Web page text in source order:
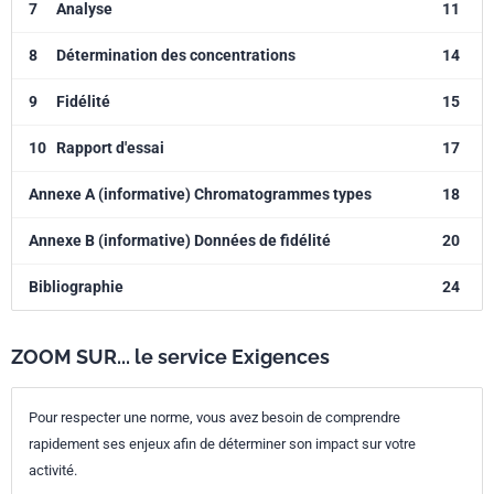
7 Analyse 11
8 Détermination des concentrations 14
9 Fidélité 15
10 Rapport d'essai 17
Annexe A (informative) Chromatogrammes types 18
Annexe B (informative) Données de fidélité 20
Bibliographie 24
ZOOM SUR... le service Exigences
Pour respecter une norme, vous avez besoin de comprendre
rapidement ses enjeux afin de déterminer son impact sur votre
activité.